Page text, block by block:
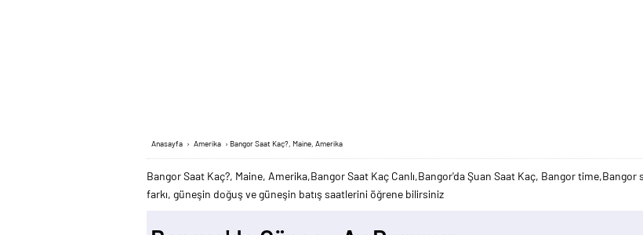
Anasayfa › Amerika › Bangor Saat Kaç?, Maine, Amerika
Bangor Saat Kaç?, Maine, Amerika,Bangor Saat Kaç Canlı,Bangor'da Şuan Saat Kaç, Bangor
farkı, güneşin doğuş ve güneşin batış saatlerini öğrene bilirsiniz